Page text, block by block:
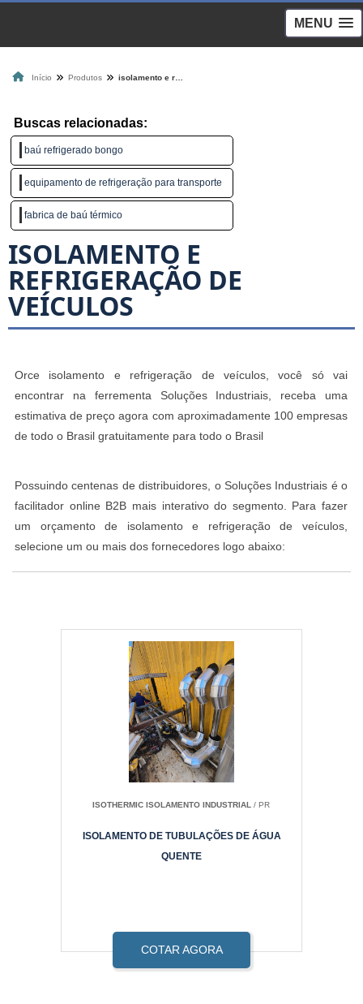
MENU
Início Produtos
Buscas relacionadas:
baú refrigerado bongo
equipamento de refrigeração para transporte
fabrica de baú térmico
ISOLAMENTO E
REFRIGERAÇÃO DE
VEÍCULOS
Orce isolamento e refrigeração de veículos, você só vai
encontrar na ferrementa Soluções Industriais, receba uma
estimativa de preço agora com aproximadamente 100 empresas
de todo o Brasil gratuitamente para todo o Brasil
Possuindo centenas de distribuidores, o Soluções Industriais é o
facilitador online B2B mais interativo do segmento. Para fazer
um orçamento de isolamento e refrigeração de veículos,
selecione um ou mais dos fornecedores logo abaixo:
ISOTHERMIC ISOLAMENTO INDUSTRIAL / PR
ISOLAMENTO DE TUBULAÇÕES DE ÁGUA
QUENTE
COTAR AGORA